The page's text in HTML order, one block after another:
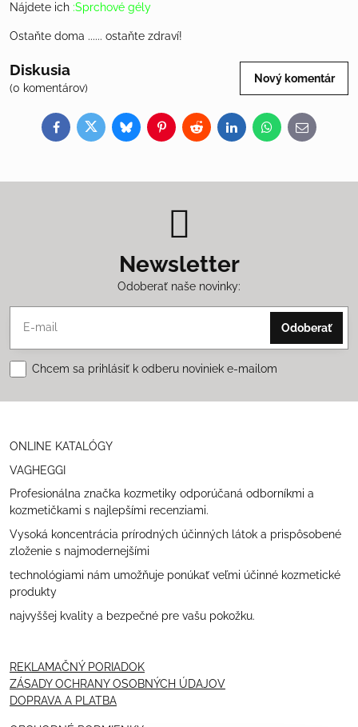
Nájdete ich :Sprchové gély
Ostaňte doma ...... ostaňte zdraví!
Diskusia
(0 komentárov)
Nový komentár
FacebookTwitterBlueskyPinterestRedditLinkedInWhatsApp
E-
mail
Newsletter
Odoberať naše novinky:
Odoberať
Chcem sa prihlásiť k odberu noviniek e-mailom
ONLINE KATALÓGY
VAGHEGGI
Profesionálna značka kozmetiky odporúčaná odborníkmi a
kozmetičkami s najlepšími recenziami.
Vysoká koncentrácia prírodných účinných látok a prispôsobené
zloženie s najmodernejšími
technológiami nám umožňuje ponúkať veľmi účinné kozmetické
produkty
najvyššej kvality a bezpečné pre vašu pokožku.
REKLAMAČNÝ PORIADOK
ZÁSADY OCHRANY OSOBNÝCH ÚDAJOV
DOPRAVA A PLATBA